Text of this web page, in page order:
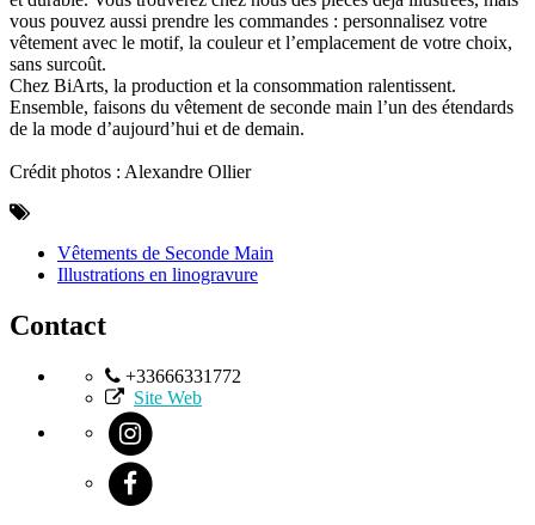
vous pouvez aussi prendre les commandes : personnalisez votre
vêtement avec le motif, la couleur et l’emplacement de votre choix,
sans surcoût.
Chez BiArts, la production et la consommation ralentissent.
Ensemble, faisons du vêtement de seconde main l’un des étendards
de la mode d’aujourd’hui et de demain.
Crédit photos : Alexandre Ollier
Vêtements de Seconde Main
Illustrations en linogravure
Contact
+33666331772
Site Web